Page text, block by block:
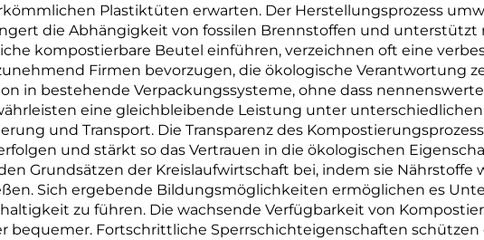
Plastiktüten erwarten. Der Herstellungsprozess
die Abhängigkeit von fossilen Brennstoffen und
kompostierbare Beutel einführen, verzeichnen oft eine
Firmen bevorzugen, die ökologische Verantwortung
in bestehende Verpackungssysteme, ohne dass
eine gleichbleibende Leistung unter
und Transport. Die Transparenz des
und stärkt so das Vertrauen in die ökologischen
Grundsätzen der Kreislaufwirtschaft bei, indem sie
Sich ergebende Bildungsmöglichkeiten ermöglichen es
zu führen. Die wachsende Verfügbarkeit von
bequemer. Fortschrittliche Sperrschichteigenschaften